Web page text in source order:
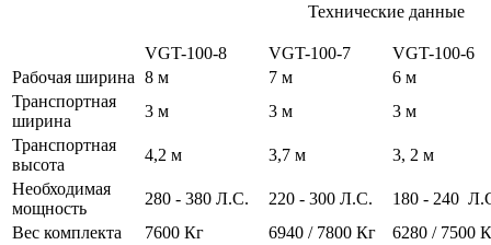
Технические данные
VGT-100-8 VGT-100-7
VGT-100-6
Рабочая ширина 8 м 7 м
6 м
Транспортная
ширина
3 м 3 м
3 м
Транспортная
высота
4,2 м 3,7 м
3, 2 м
Необходимая
мощность
280 - 380 Л.С. 220 - 300 Л.С.
180 - 240
Вес комплекта
7600 Кг 6940 / 7800 Кг
6280 / 7500